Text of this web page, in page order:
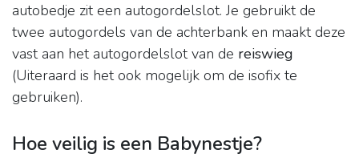
autobedje zit een autogordelslot. Je gebruikt de
twee autogordels van de achterbank en maakt deze
vast aan het autogordelslot van de reiswieg
(Uiteraard is het ook mogelijk om de isofix te
gebruiken).
Hoe veilig is een Babynestje?